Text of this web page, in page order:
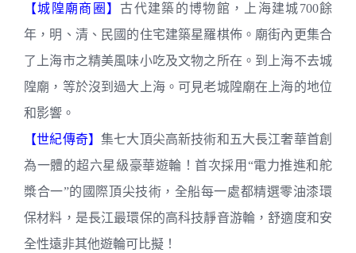
【城隍廟商圈】 古代建築的博物館，上海建城700餘
年，明、清、民國的住宅建築星羅棋佈。廟街內更集合
了上海市之精美風味小吃及文物之所在。到上海不去城
隍廟，等於沒到過大上海。可見老城隍廟在上海的地位
和影響。
【世紀傳奇】集七大頂尖高新技術和五大長江奢華首創
為一體的超六星級豪華遊輪！首次採用“電力推進和舵
槳合一”的國際頂尖技術，全船每一處都精選零油漆環
保材料，是長江最環保的高科技靜音游輪，舒適度和安
全性遠非其他遊輪可比擬！